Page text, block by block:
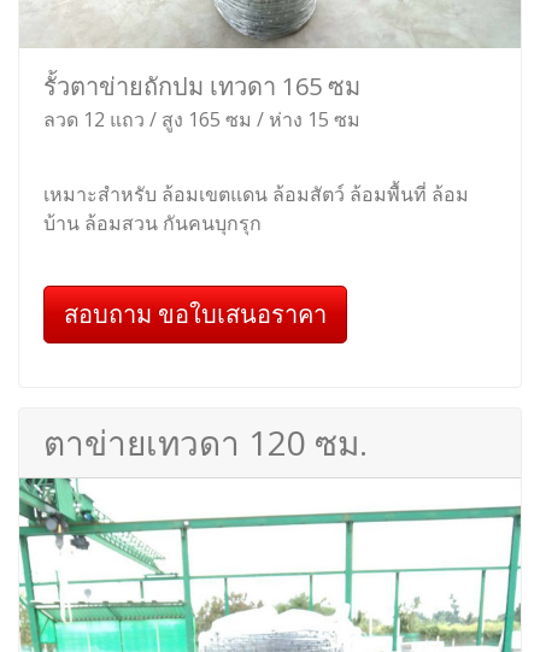
รั้วตาข่ายถักปม เทวดา 165 ซม
ลวด 12 แถว / สูง 165 ซม / ห่าง 15 ซม
เหมาะสำหรับ ล้อมเขตแดน ล้อมสัตว์ ล้อมพื้นที่ ล้อม
บ้าน ล้อมสวน กันคนบุกรุก
สอบถาม ขอใบเสนอราคา
ตาข่ายเทวดา 120 ซม.